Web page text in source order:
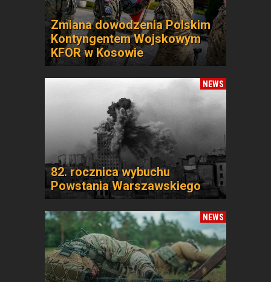
Zmiana dowodzenia Polskim
Kontyngentem Wojskowym
KFOR w Kosowie
NEWS
82. rocznica wybuchu
Powstania Warszawskiego
NEWS